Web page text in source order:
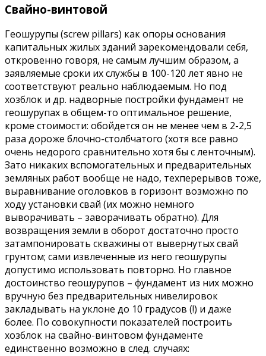
Свайно-винтовой
Геошурупы (screw pillars) как опоры основания
капитальных жилых зданий зарекомендовали себя,
откровенно говоря, не самым лучшим образом, а
заявляемые сроки их службы в 100-120 лет явно не
соответствуют реально наблюдаемым. Но под
хозблок и др. надворные постройки фундамент не
геошурупах в общем-то оптимальное решение,
кроме стоимости: обойдется он не менее чем в 2-2,5
раза дороже блочно-столбчатого (хотя все равно
очень недорого сравнительно хотя бы с ленточным).
Зато никаких вспомогательных и предварительных
земляных работ вообще не надо, техперерывов тоже,
выравнивание оголовков в горизонт возможно по
ходу установки свай (их можно немного
выворачивать – заворачивать обратно). Для
возвращения земли в оборот достаточно просто
затампонировать скважины от вывернутых свай
грунтом; сами извлеченные из него геошурупы
допустимо использовать повторно. Но главное
достоинство геошурупов – фундамент из них можно
вручную без предварительных нивелировок
закладывать на уклоне до 10 градусов (!) и даже
более. По совокупности показателей построить
хозблок на свайно-винтовом фундаменте
единственно возможно в след. случаях: